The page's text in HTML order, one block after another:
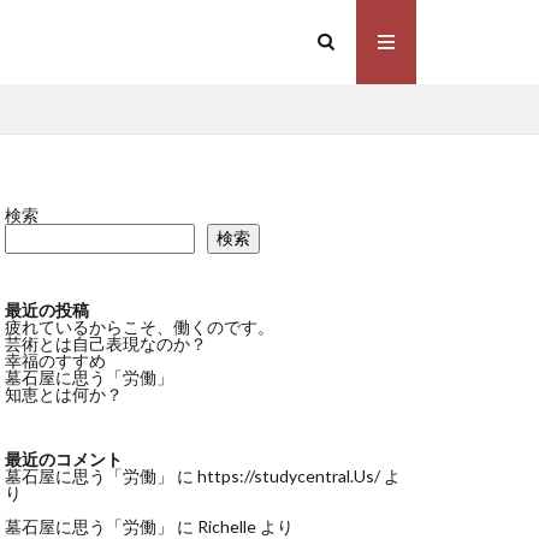
検索
検索
最近の投稿
疲れているからこそ、働くのです。
芸術とは自己表現なのか？
幸福のすすめ
墓石屋に思う「労働」
知恵とは何か？
最近のコメント
墓石屋に思う「労働」
に https://studycentral.Us/よ
り
墓石屋に思う「労働」
に Richelle より